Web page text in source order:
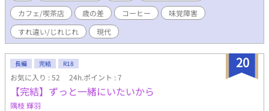
カフェ/喫茶店
歳の差 コーヒー
味覚障害
すれ違い/じれじれ
現代
20
長編 完結 R18
お気に入り : 52 24h.ポイント : 7
【完結】ずっと一緒にいたいから
隅枝 輝羽